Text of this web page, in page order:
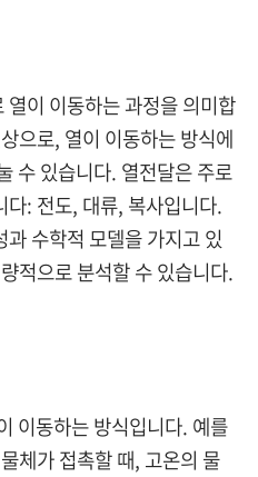
이 이동하는 과정을 의미합
으로, 열이 이동하는 방식에
수 있습니다. 열전달은 주로
: 전도, 대류, 복사입니다.
수학적 모델을 가지고 있
적으로 분석할 수 있습니다.
이동하는 방식입니다. 예를
체가 접촉할 때, 고온의 물